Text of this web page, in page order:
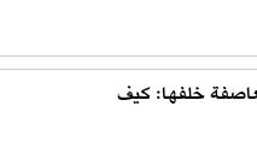
خلفها: كيف